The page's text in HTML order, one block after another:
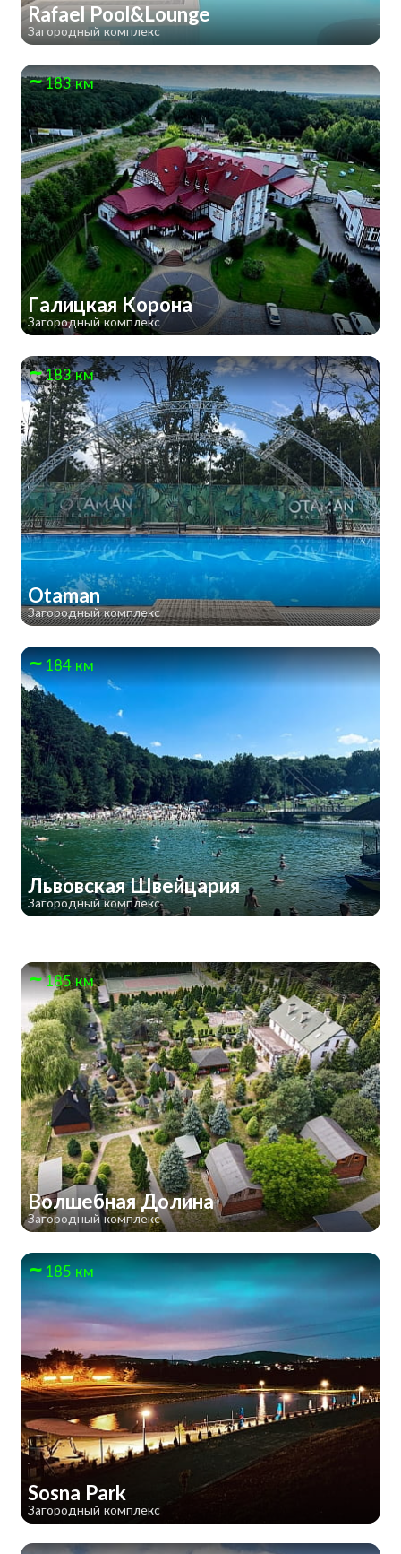
Rafael Pool&Lounge
Загородный комплекс
183 км
Галицкая Корона
Загородный комплекс
183 км
Otaman
Загородный комплекс
184 км
Львовская Швейцария
Загородный комплекс
185 км
Волшебная Долина
Загородный комплекс
185 км
Sosna Park
Загородный комплекс